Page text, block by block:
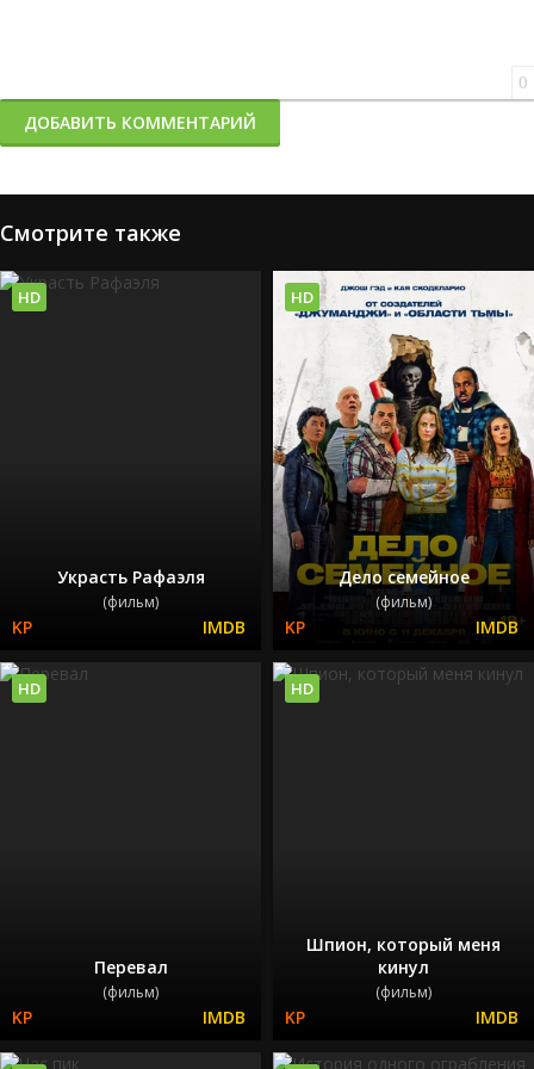
0
ДОБАВИТЬ КОММЕНТАРИЙ
Смотрите также
Украсть Рафаэля
(фильм)
HD
Дело семейное
(фильм)
HD
Перевал
(фильм)
HD
Шпион, который меня
кинул
(фильм)
HD